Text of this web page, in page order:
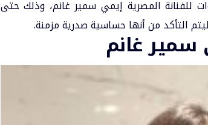
للفنانة المصرية إيمي سمير غانم، وذلك حتى
التأكد من أنها حساسية صدرية مزمنة.
سمير غانم